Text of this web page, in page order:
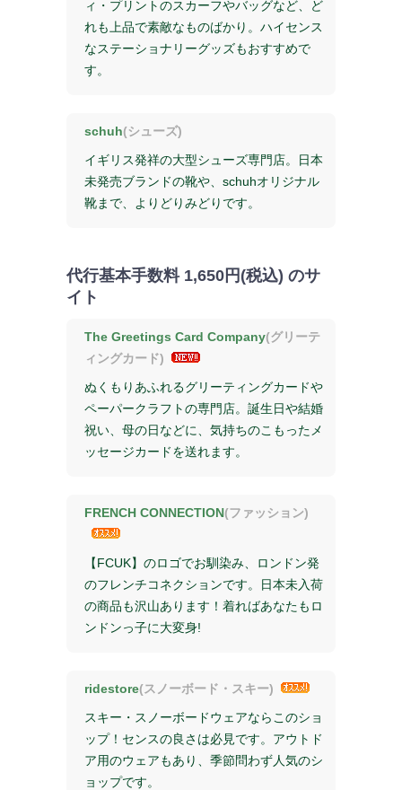
ィ・プリントのスカーフやバッグなど、ど
れも上品で素敵なものばかり。ハイセンス
なステーショナリーグッズもおすすめで
す。
schuh(シューズ)
イギリス発祥の大型シューズ専門店。日本
未発売ブランドの靴や、schuhオリジナル
靴まで、よりどりみどりです。
代行基本手数料 1,650円(税込) のサ
イト
The Greetings Card Company(グリーテ
ィングカード)
ぬくもりあふれるグリーティングカードや
ペーパークラフトの専門店。誕生日や結婚
祝い、母の日などに、気持ちのこもったメ
ッセージカードを送れます。
FRENCH CONNECTION(ファッション)
【FCUK】のロゴでお馴染み、ロンドン発
のフレンチコネクションです。日本未入荷
の商品も沢山あります！着ればあなたもロ
ンドンっ子に大変身!
ridestore(スノーボード・スキー)
スキー・スノーボードウェアならこのショ
ップ！センスの良さは必見です。アウトド
ア用のウェアもあり、季節問わず人気のシ
ョップです。